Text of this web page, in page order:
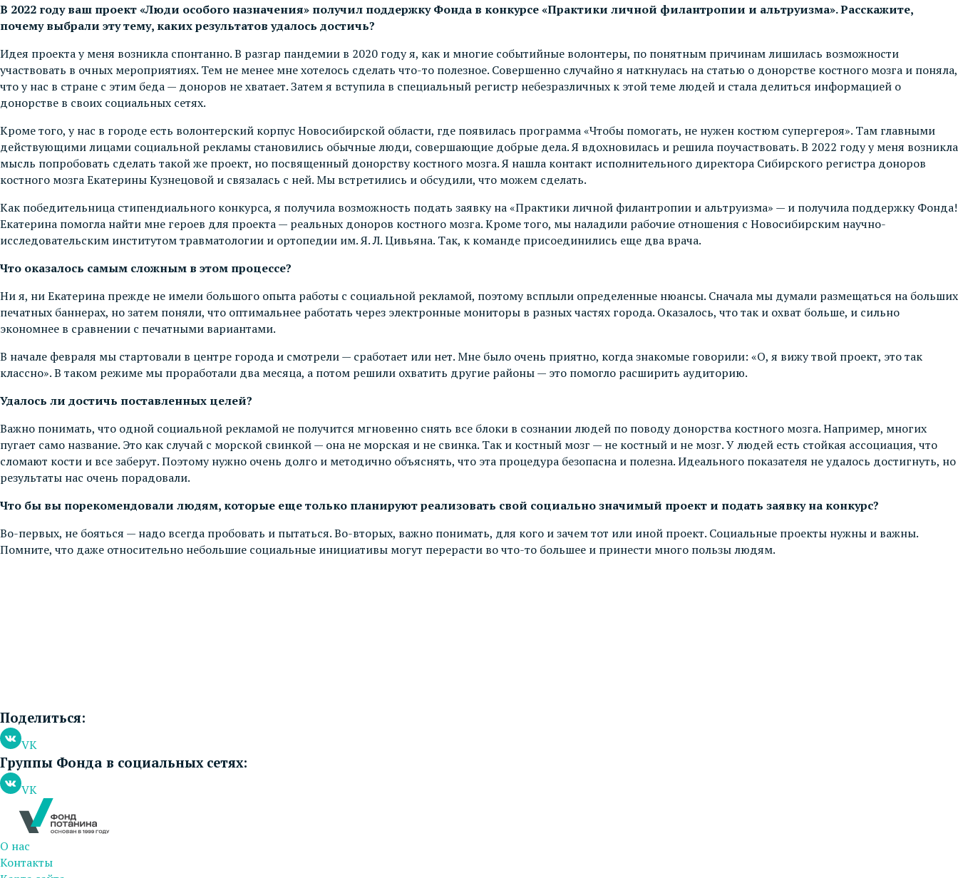
В 2022 году ваш проект «Люди особого назначения» получил поддержку Фонда в конкурсе «Практики личной филантропии и альтруизма». Расскажите,
почему выбрали эту тему, каких результатов удалось достичь?
Идея проекта у меня возникла спонтанно. В разгар пандемии в 2020 году я, как и многие событийные волонтеры, по понятным причинам лишилась возможности
участвовать в очных мероприятиях. Тем не менее мне хотелось сделать что-то полезное. Совершенно случайно я наткнулась на статью о донорстве костного мозга и поняла,
что у нас в стране с этим беда — доноров не хватает. Затем я вступила в специальный регистр небезразличных к этой теме людей и стала делиться информацией о
донорстве в своих социальных сетях.
Кроме того, у нас в городе есть волонтерский корпус Новосибирской области, где появилась программа «Чтобы помогать, не нужен костюм супергероя». Там главными
действующими лицами социальной рекламы становились обычные люди, совершающие добрые дела. Я вдохновилась и решила поучаствовать. В 2022 году у меня возникла
мысль попробовать сделать такой же проект, но посвященный донорству костного мозга. Я нашла контакт исполнительного директора Сибирского регистра доноров
костного мозга Екатерины Кузнецовой и связалась с ней. Мы встретились и обсудили, что можем сделать.
Как победительница стипендиального конкурса, я получила возможность подать заявку на «Практики личной филантропии и альтруизма» — и получила поддержку Фонда!
Екатерина помогла найти мне героев для проекта — реальных доноров костного мозга. Кроме того, мы наладили рабочие отношения с Новосибирским научно-
исследовательским институтом травматологии и ортопедии им. Я. Л. Цивьяна. Так, к команде присоединились еще два врача.
Что оказалось самым сложным в этом процессе?
Ни я, ни Екатерина прежде не имели большого опыта работы с социальной рекламой, поэтому всплыли определенные нюансы. Сначала мы думали размещаться на больших
печатных баннерах, но затем поняли, что оптимальнее работать через электронные мониторы в разных частях города. Оказалось, что так и охват больше, и сильно
экономнее в сравнении с печатными вариантами.
В начале февраля мы стартовали в центре города и смотрели — сработает или нет. Мне было очень приятно, когда знакомые говорили: «О, я вижу твой проект, это так
классно». В таком режиме мы проработали два месяца, а потом решили охватить другие районы — это помогло расширить аудиторию.
Удалось ли достичь поставленных целей?
Важно понимать, что одной социальной рекламой не получится мгновенно снять все блоки в сознании людей по поводу донорства костного мозга. Например, многих
пугает само название. Это как случай с морской свинкой — она не морская и не свинка. Так и костный мозг — не костный и не мозг. У людей есть стойкая ассоциация, что
сломают кости и все заберут. Поэтому нужно очень долго и методично объяснять, что эта процедура безопасна и полезна. Идеального показателя не удалось достигнуть, но
результаты нас очень порадовали.
Что бы вы порекомендовали людям, которые еще только планируют реализовать свой социально значимый проект и подать заявку на конкурс?
Во-первых, не бояться — надо всегда пробовать и пытаться. Во-вторых, важно понимать, для кого и зачем тот или иной проект. Социальные проекты нужны и важны.
Помните, что даже относительно небольшие социальные инициативы могут перерасти во что-то большее и принести много пользы людям.
Поделиться:
VK
Группы Фонда в социальных сетях:
VK
О нас
Контакты